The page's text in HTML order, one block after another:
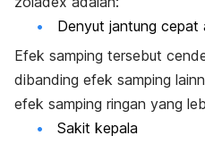
Denyut jantung
Efek samping tersebut
dibanding efek samping
efek samping ringan yang
Sakit kepala